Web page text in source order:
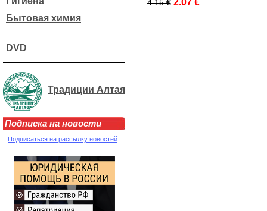
Бытовая химия
DVD
Традиции Алтая
Подписка на новости
Подписаться на рассылку новостей
4.15 € 2.07 €